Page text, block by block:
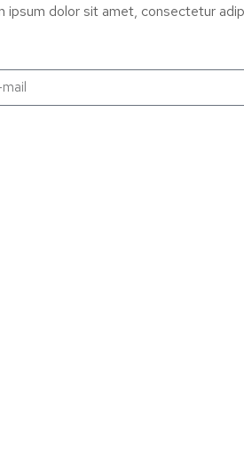
dolor sit amet, consectetur